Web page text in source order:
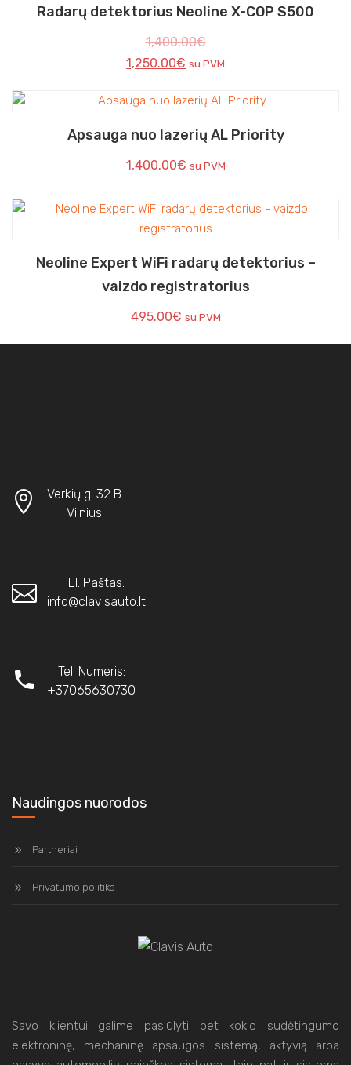
Radarų detektorius Neoline X-COP S500
1,400.00€
1,250.00€ su PVM
Apsauga nuo lazerių AL Priority
1,400.00€ su PVM
Neoline Expert WiFi radarų detektorius –
vaizdo registratorius
495.00€ su PVM
Verkių g. 32 B
Vilnius
El. Paštas:
info@clavisauto.lt
Tel. Numeris:
+37065630730
Naudingos nuorodos
Partneriai
Privatumo politika
Savo klientui galime pasiūlyti bet kokio sudėtingumo
elektroninę, mechaninę apsaugos sistemą, aktyvią arba